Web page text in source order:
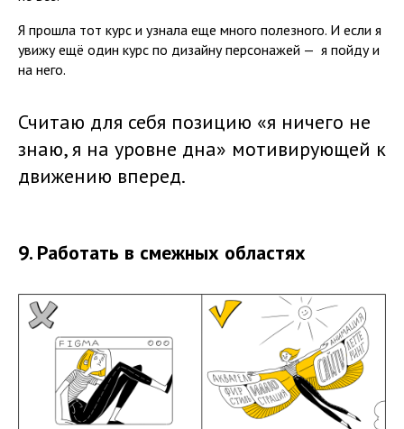
Я прошла тот курс и узнала еще много полезного. И если я
увижу ещё один курс по дизайну персонажей — я пойду и
на него.
Считаю для себя позицию «я ничего не
знаю, я на уровне дна» мотивирующей к
движению вперед.
9. Работать в смежных областях